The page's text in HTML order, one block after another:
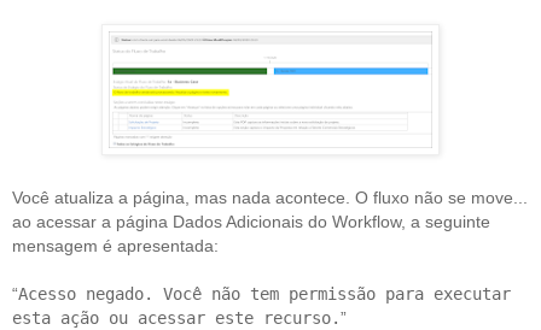
Você atualiza a página, mas nada acontece. O fluxo não se move...
ao acessar a página Dados Adicionais do Workflow, a seguinte
mensagem é apresentada:
“Acesso negado. Você não tem permissão para executar
esta ação ou acessar este recurso.”